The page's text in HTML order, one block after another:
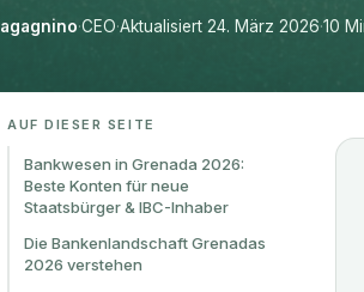
·CEO·Aktualisiert 24. März 2026·10
AUF DIESER SEITE
Bankwesen in Grenada 2026:
Beste Konten für neue
Staatsbürger & IBC-Inhaber
Die Bankenlandschaft Grenadas
2026 verstehen